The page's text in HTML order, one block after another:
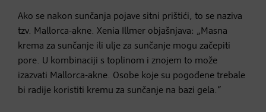
Ako se nakon sunčanja pojave sitni prištići, to se naziva
tzv. Mallorca-akne. Xenia Illmer objašnjava: „Masna
krema za sunčanje ili ulje za sunčanje mogu začepiti
pore. U kombinaciji s toplinom i znojem to može
izazvati Mallorca-akne. Osobe koje su pogođene trebale
bi radije koristiti kremu za sunčanje na bazi gela.“